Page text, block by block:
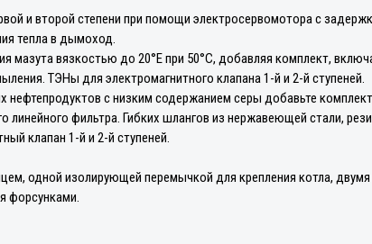
и второй степени при помощи электросервомотора с
тепла в дымоход.
мазута вязкостью до 20°E при 50°C, добавляя комплект,
ТЭНы для электромагнитного клапана 1-й и 2-й ступеней.
нефтепродуктов с низким содержанием серы добавьте
линейного фильтра. Гибких шлангов из нержавеющей стали,
клапан 1-й и 2-й ступеней.
одной изолирующей перемычкой для крепления котла,
форсунками.